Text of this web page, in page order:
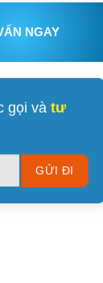
NGAY
gọi và tư
Please
this